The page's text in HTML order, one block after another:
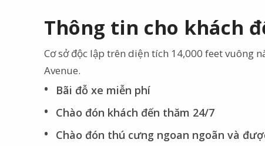
Thông tin cho khách
Cơ sở độc lập trên diện tích 14,000 feet vuông
Avenue.
Bãi đỗ xe miễn phí
Chào đón khách đến thăm 24/7
Chào đón thú cưng ngoan ngoãn và